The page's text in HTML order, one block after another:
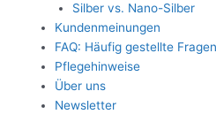
Silber vs. Nano-Silber
Kundenmeinungen
FAQ: Häufig gestellte Fragen
Pflegehinweise
Über uns
Newsletter